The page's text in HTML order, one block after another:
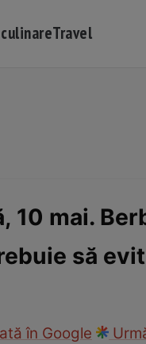
Travel
10 mai.
să
în Google